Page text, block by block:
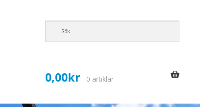
0,00kr 0 artiklar